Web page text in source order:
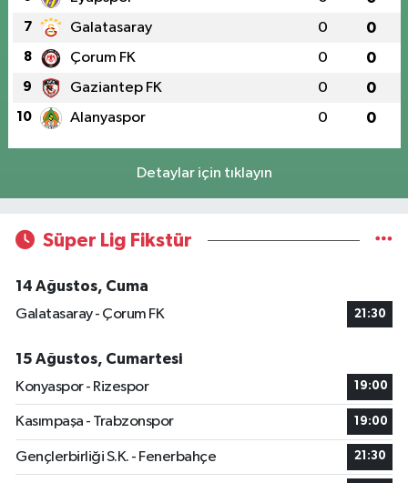
7 Galatasaray 0 0
8 Çorum FK 0 0
9 Gaziantep FK 0 0
10 Alanyaspor 0 0
Detaylar için tıklayın
Süper Lig Fikstür
14 Ağustos, Cuma
Galatasaray - Çorum FK
21:30
15 Ağustos, Cumartesi
Konyaspor - Rizespor
19:00
Kasımpaşa - Trabzonspor 19:00
Gençlerbirliği S.K. - Fenerbahçe 21:30